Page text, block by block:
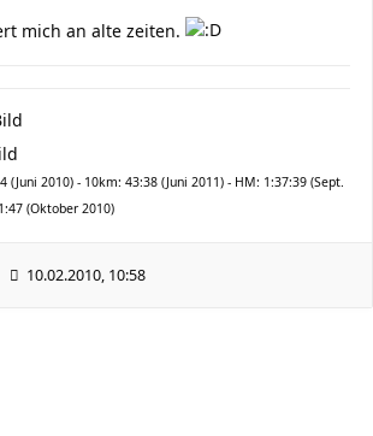
mich an alte zeiten.
(Juni 2010) - 10km: 43:38 (Juni 2011) - HM: 1:37:39 (Sept.
(Oktober 2010)
10.02.2010, 10:58